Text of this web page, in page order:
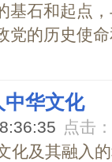
基石和起点
党的历史使
中华文化
点击：
化及其融入